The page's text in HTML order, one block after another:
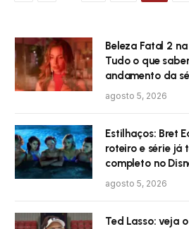
Beleza Fatal 2
Tudo o que
andamento da
agosto 5, 2026
Estilhaços: Bret
roteiro e série já
completo no
agosto 5, 2026
Ted Lasso: veja